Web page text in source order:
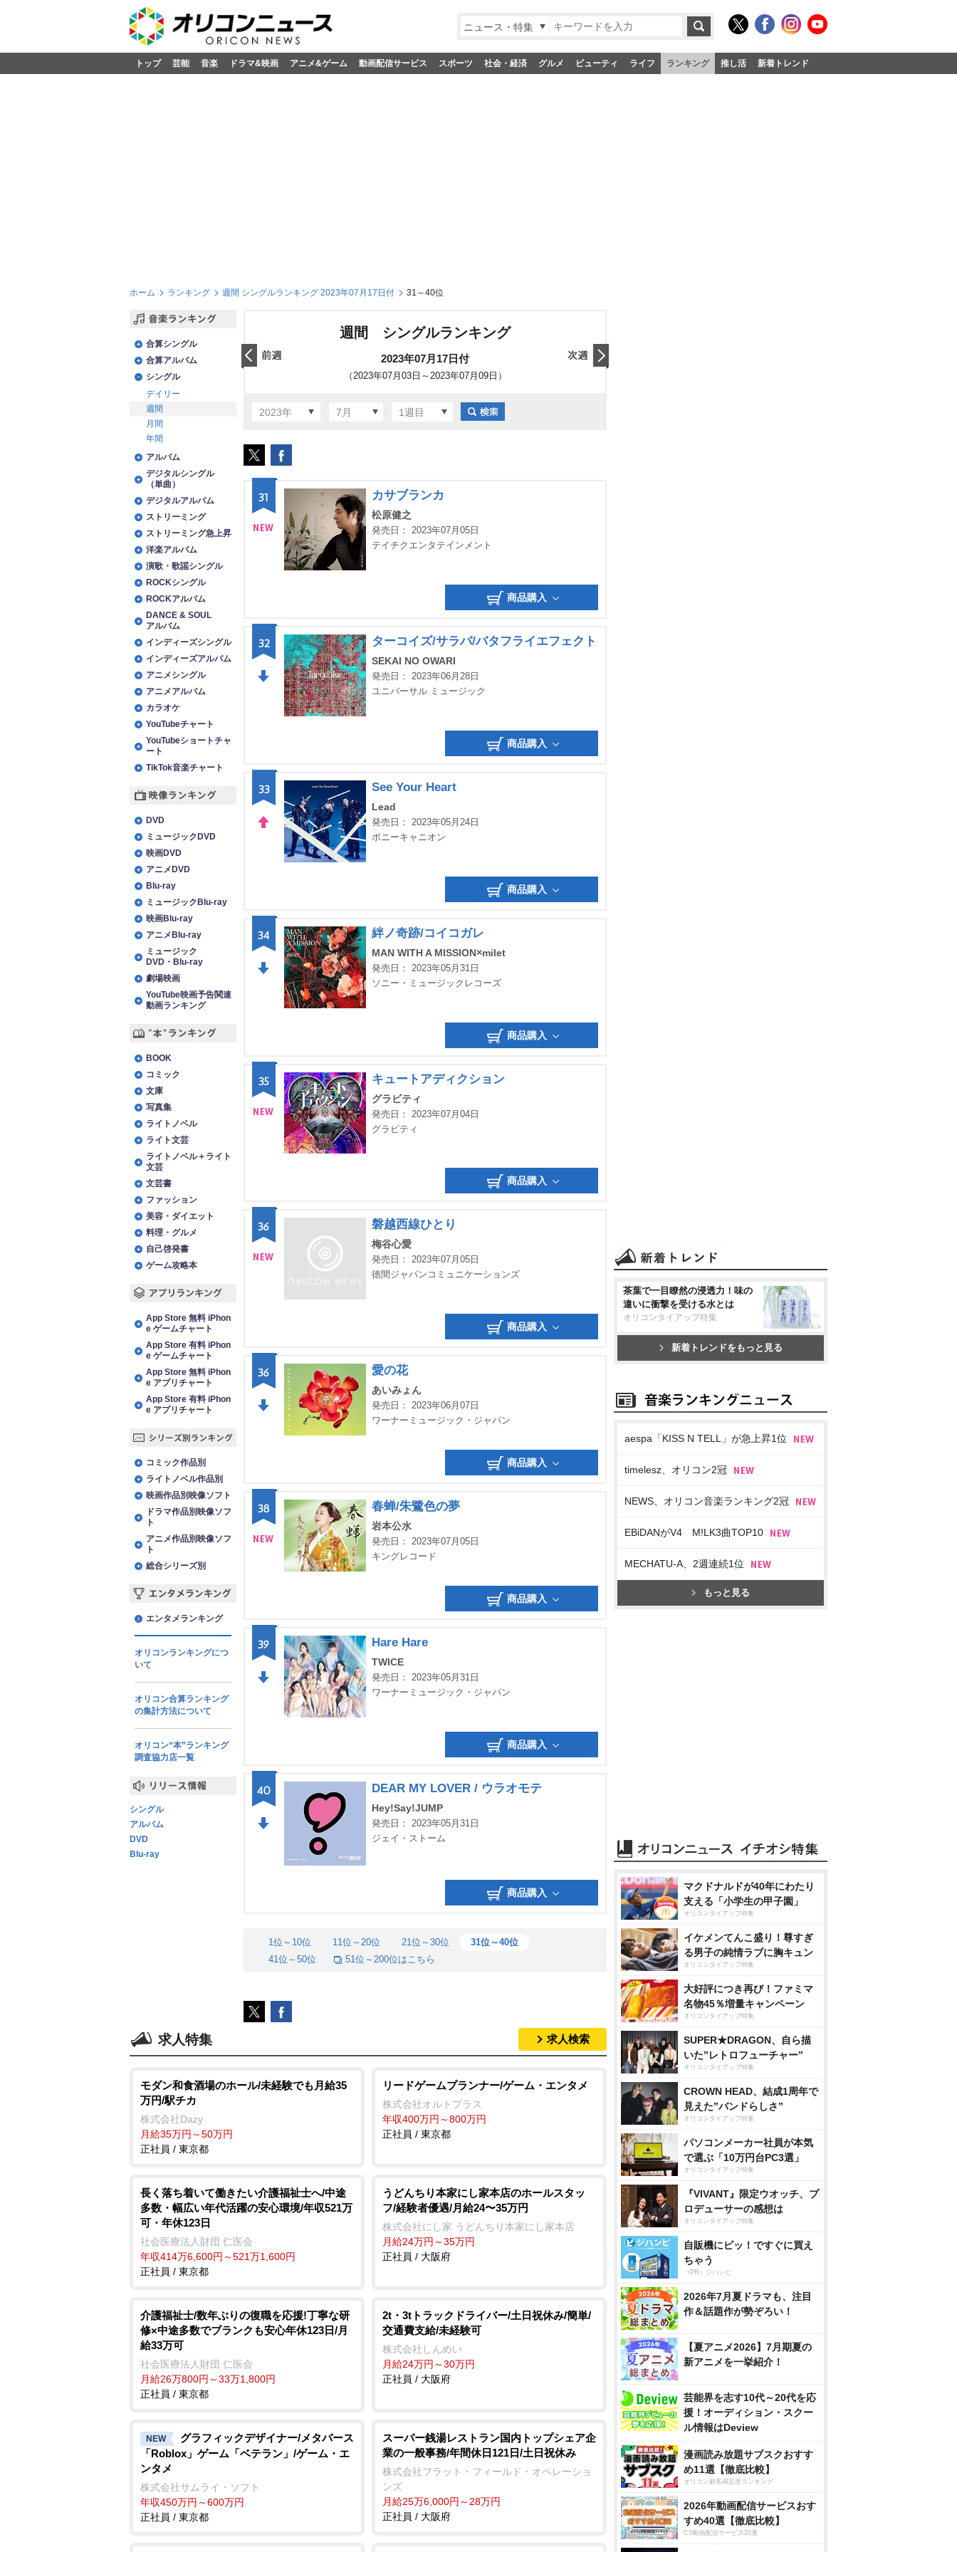
ニュース・特集
トップ 芸能 音楽 ドラマ&映画 アニメ&ゲーム 動画配信サービス スポーツ 社会・経済 グルメ ビューティ ライフ ランキング 推し活 新着トレンド
ホーム ランキング 週間 シングルランキング 2023年07月17日付 31～40位
週間 シングルランキング
2023年07月17日付
（2023年07月03日～2023年07月09日）
2023年 7月 1週目
31 カサブランカ
松原健之
発売日： 2023年07月05日
テイチクエンタテインメント
商品購入
32 ターコイズ/サラバ/バタフライエフェクト
SEKAI NO OWARI
発売日： 2023年06月28日
ユニバーサル ミュージック
商品購入
33 See Your Heart
Lead
発売日： 2023年05月24日
ポニーキャニオン
商品購入
34 絆ノ奇跡/コイコガレ
MAN WITH A MISSION×milet
発売日： 2023年05月31日
ソニー・ミュージックレコーズ
商品購入
35 キュートアディクション
グラビティ
発売日： 2023年07月04日
グラビティ
商品購入
36 磐越西線ひとり
梅谷心愛
発売日： 2023年07月05日
徳間ジャパンコミュニケーションズ
商品購入
36 愛の花
あいみょん
発売日： 2023年06月07日
ワーナーミュージック・ジャパン
商品購入
38 春蝉/朱鷺色の夢
本公水
発売日： 2023年07月05日
キングレコード
商品購入
39 Hare Hare
TWICE
発売日： 2023年05月31日
ワーナーミュージック・ジャパン
商品購入
40 DEAR MY LOVER / ウラオモテ
Hey!Say!JUMP
発売日： 2023年05月31日
ジェイ・ストーム
商品購入
1位～10位 11位～20位 21位～30位
31位～40位
41位～50位
51位～200位はこちら
合算シングル
合算アルバム
シングル
デイリー
週間
月間
年間
アルバム
デジタルシングル
（単曲）
デジタルアルバム
ストリーミング
ストリーミング急上昇
洋楽アルバム
演歌・歌謡シングル
ROCKシングル
ROCKアルバム
DANCE & SOUL
アルバム
インディーズシングル
インディーズアルバム
アニメシングル
アニメアルバム
カラオケ
YouTubeチャート
YouTubeショートチャ
ート
TikTok音楽チャート
DVD
ミュージックDVD
映画DVD
アニメDVD
Blu-ray
ミュージックBlu-ray
映画Blu-ray
アニメBlu-ray
ミュージック
DVD・Blu-ray
劇場映画
YouTube映画予告関連
動画ランキング
BOOK
コミック
文庫
写真集
ライトノベル
ライト文芸
ライトノベル＋ライト
文芸
文芸書
ファッション
美容・ダイエット
料理・グルメ
自己啓発書
ゲーム攻略本
App Store 無料 iPhon
e ゲームチャート
App Store 有料 iPhon
e ゲームチャート
App Store 無料 iPhon
e アプリチャート
App Store 有料 iPhon
e アプリチャート
コミック作品別
ライトノベル作品別
映画作品別映像ソフト
ドラマ作品別映像ソフ
ト
アニメ作品別映像ソフ
ト
総合シリーズ別
エンタメランキング
オリコンランキングにつ
いて
オリコン合算ランキング
の集計方法について
オリコン“本”ランキング
調査協力店一覧
シングル
アルバム
DVD
Blu-ray
求人特集 求人検索
モダン和食酒場のホール/未経験でも月給35
万円/駅チカ
株式会社Dazy
月給35万円～50万円
正社員 / 東京都
リードゲームプランナー/ゲーム・エンタメ
株式会社オルトプラス
年収400万円～800万円
正社員 / 東京都
長く落ち着いて働きたい介護福祉士へ/中途
多数・幅広い年代活躍の安心環境/年収521万
可・年休123日
社会医療法人財団 仁医会
年収414万6,600円～521万1,600円
正社員 / 東京都
うどんちり本家にし家本店のホールスタッ
フ/経験者優遇/月給24〜35万円
株式会社にし家 うどんちり本家にし家本店
月給24万円～35万円
正社員 / 大阪府
介護福祉士/数年ぶりの復職を応援!丁寧な研
修×中途多数でブランクも安心年休123日/月
給33万可
社会医療法人財団 仁医会
月給26万800円～33万1,800円
正社員 / 東京都
2t・3tトラックドライバー/土日祝休み/簡単/
交通費支給/未経験可
株式会社しんめい
月給24万円～30万円
正社員 / 大阪府
NEW
グラフィックデザイナー/メタバース
「Roblox」ゲーム「ベテラン」/ゲーム・エ
ンタメ
株式会社サムライ・ソフト
年収450万円～600万円
正社員 / 東京都
スーパー銭湯レストラン国内トップシェア企
業の一般事務/年間休日121日/土日祝休み
株式会社フラット・フィールド・オペレーショ
ンズ
月給25万6,000円～28万円
正社員 / 大阪府
茶葉で一目瞭然の浸透力！味の
違いに衝撃を受ける水とは
オリコンタイアップ特集
新着トレンドをもっと見る
aespa「KISS N TELL」が急上昇1位
timelesz、オリコン2冠
NEWS、オリコン音楽ランキング2冠
EBiDANがV4 M!LK3曲TOP10
MECHATU-A、2週連続1位
もっと見る
マクドナルドが40年にわたり
支える「小学生の甲子園」
オリコンタイアップ特集
イケメンてんこ盛り！尊すぎ
る男子の純情ラブに胸キュン
オリコンタイアップ特集
大好評につき再び！ファミマ
名物45％増量キャンペーン
オリコンタイアップ特集
SUPER★DRAGON、自ら描
いた”レトロフューチャー”
オリコンタイアップ特集
CROWN HEAD、結成1周年で
見えた”バンドらしさ”
オリコンタイアップ特集
パソコンメーカー社員が本気
で選ぶ「10万円台PC3選」
オリコンタイアップ特集
『VIVANT』限定ウオッチ、プ
ロデューサーの感想は
オリコンタイアップ特集
自販機にピッ！ですぐに買え
ちゃう
（PR）ジハンピ
2026年7月夏ドラマも、注目
作＆話題作が勢ぞろい！
【夏アニメ2026】7月期夏の
新アニメを一挙紹介！
芸能界を志す10代～20代を応
援！オーディション・スクー
ル情報はDeview
漫画読み放題サブスクおすす
め11選【徹底比較】
オリコン顧客満足度ランキング
2026年動画配信サービスおす
すめ40選【徹底比較】
CS動画配信サービス20選